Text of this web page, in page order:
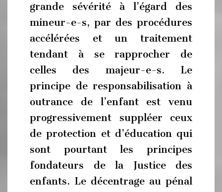
grande sévérité à l’égard des
mineur-e-s, par des procédures
accélérées et un traitement
tendant à se rapprocher de
celles des majeur-e-s. Le
principe de responsabilisation à
outrance de l’enfant est venu
progressivement suppléer ceux
de protection et d’éducation qui
sont pourtant les principes
fondateurs de la Justice des
enfants. Le décentrage au pénal